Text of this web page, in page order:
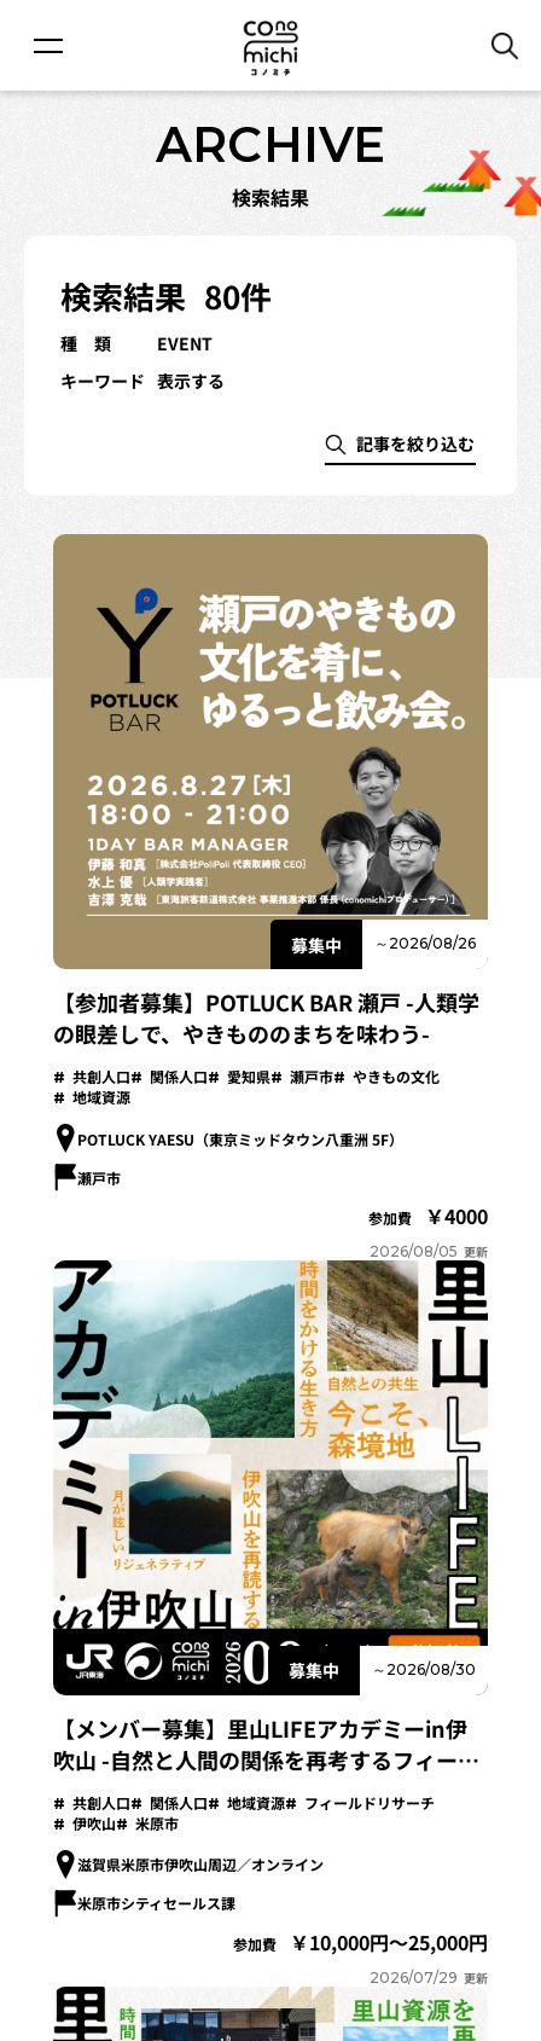
ARCHIVE
検索結果
検索結果 80件
種 類
EVENT
キーワード 表示する
記事を絞り込む
募集中 ～2026/08/26
【参加者募集】POTLUCK BAR 瀬戸 -人類学
の眼差しで、やきもののまちを味わう-
共創人口 関係人口 愛知県 瀬戸市
やきもの文化
地域資源
POTLUCK YAESU（東京ミッドタウン八重洲 5F）
瀬戸市
参加費
4000
2026/08/05 更新
募集中 ～2026/08/30
【メンバー募集】里山LIFEアカデミーin伊
吹山 -自然と人間の関係を再考するフィール
ドリサーチプログラム-
共創人口 関係人口 地域資源
フィールドリサーチ
伊吹山
米原市
滋賀県米原市伊吹山周辺／オンライン
米原市シティセールス課
参加費
10,000円～25,000円
2026/07/29 更新